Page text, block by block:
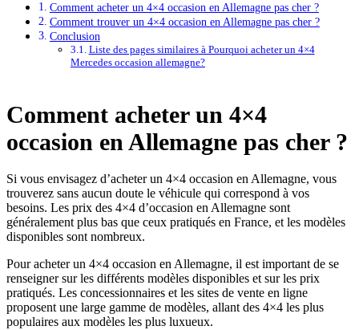
Comment acheter un 4×4 occasion en Allemagne pas cher ?
Comment trouver un 4×4 occasion en Allemagne pas cher ?
Conclusion
Liste des pages similaires à Pourquoi acheter un 4×4
Mercedes occasion allemagne?
Comment acheter un 4×4
occasion en Allemagne pas cher ?
Si vous envisagez d’acheter un 4×4 occasion en Allemagne, vous
trouverez sans aucun doute le véhicule qui correspond à vos
besoins. Les prix des 4×4 d’occasion en Allemagne sont
généralement plus bas que ceux pratiqués en France, et les modèles
disponibles sont nombreux.
Pour acheter un 4×4 occasion en Allemagne, il est important de se
renseigner sur les différents modèles disponibles et sur les prix
pratiqués. Les concessionnaires et les sites de vente en ligne
proposent une large gamme de modèles, allant des 4×4 les plus
populaires aux modèles les plus luxueux.